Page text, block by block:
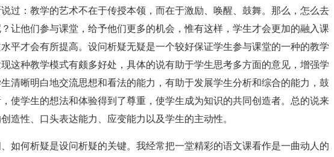
：教学的艺术不在于传授本领，而在于激励、唤醒、鼓舞。那么，怎么去
让他们参与课堂，给予他们更多的机会，惟有这样，学生才会更加的融入课
平才会有所提高。设问析疑无疑是一个较好保证学生参与课堂的一种的教学
这种教学模式有颇多好处，具体的说有助于学生思考多方面的意见，增强学
清晰明白地交流思想和看法的能力，有助于发展学生分析和综合的能力，鼓
使学生的想法和体验得到了尊重，使学生成为知识的共同创造者。总的说来
造性、口头表达能力、应变能力以及学生的主动性。
何析疑是设问析疑的关键。我经常把一堂精彩的语文课看作是一曲动人的